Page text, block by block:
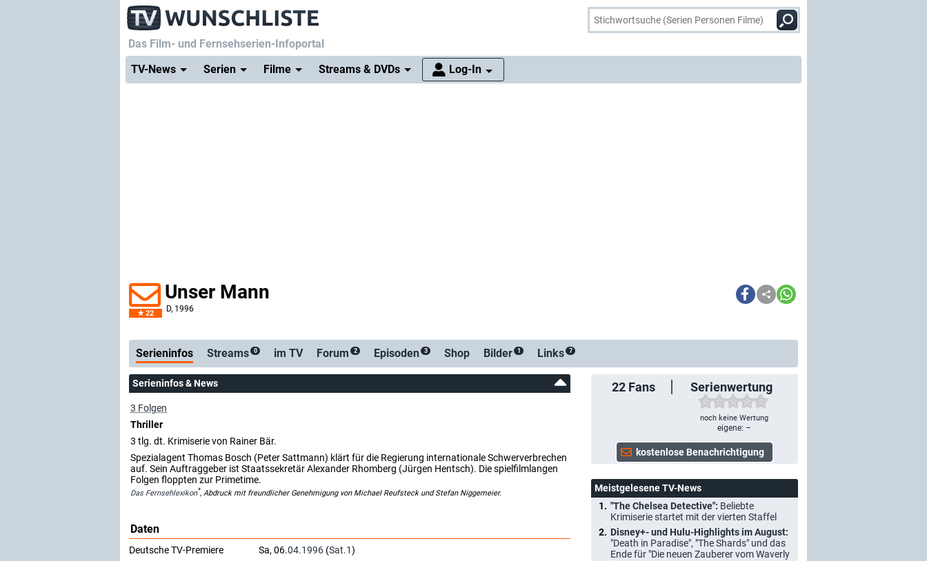
Das Film- und Fernsehserien-Infoportal
TV-News
Serien Filme Streams & DVDs Log-In
22
Unser Mann
D, 1996
Serienticker
Serieninfos Streams 0 im TV Forum 2 Episoden 3 Shop Bilder 1 Links 7
22 Fans Serienwertung
noch keine Wertung
eigene: –
Serieninfos & News
3 Folgen
Thriller
3 tlg. dt. Krimiserie von Rainer Bär.
Spezialagent Thomas Bosch (Peter Sattmann) klärt für die Regierung internationale Schwerverbrechen
auf. Sein Auftraggeber ist Staatssekretär Alexander Rhomberg (Jürgen Hentsch). Die spielfilmlangen
Folgen floppten zur Primetime.
Das Fernsehlexikon*, Abdruck mit freundlicher Genehmigung von Michael Reufsteck und Stefan Niggemeier.
Daten
Deutsche TV-Premiere Sa, 06.04.1996 (Sat.1)
Meistgelesene TV-News
"The Chelsea Detective": Beliebte
Krimiserie startet mit der vierten Staffel
Disney+- und Hulu-Highlights im August:
"Death in Paradise", "The Shards" und das
Ende für "Die neuen Zauberer vom Waverly